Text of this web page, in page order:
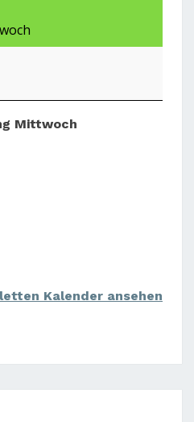
Mittwoch
Kalender ansehen